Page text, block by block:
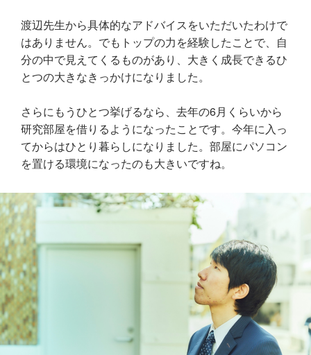
渡辺先生から具体的なアドバイスをいただいたわけで
はありません。でもトップの力を経験したことで、自
分の中で見えてくるものがあり、大きく成長できるひ
とつの大きなきっかけになりました。
さらにもうひとつ挙げるなら、去年の6月くらいから
研究部屋を借りるようになったことです。今年に入っ
てからはひとり暮らしになりました。部屋にパソコン
を置ける環境になったのも大きいですね。